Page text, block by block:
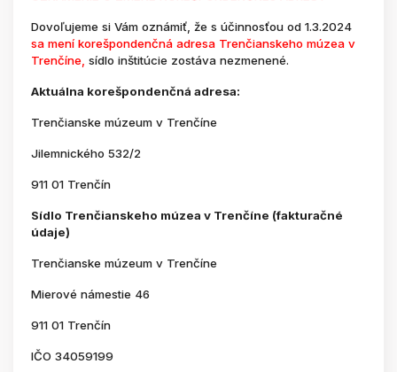
Dovoľujeme si Vám oznámiť, že s účinnosťou od 1.3.2024
sa mení korešpondenčná adresa Trenčianskeho múzea v
Trenčíne, sídlo inštitúcie zostáva nezmenené.
Aktuálna korešpondenčná adresa:
Trenčianske múzeum v Trenčíne
Jilemnického 532/2
911 01 Trenčín
Sídlo Trenčianskeho múzea v Trenčíne (fakturačné
údaje)
Trenčianske múzeum v Trenčíne
Mierové námestie 46
911 01 Trenčín
IČO 34059199